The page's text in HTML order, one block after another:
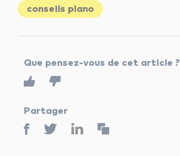
conseils piano
Que pensez-vous de cet article ?
Partager